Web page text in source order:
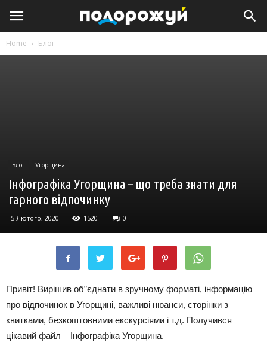
Home Блог
Блог Угорщина
Інфографіка Угорщина – що треба знати для
гарного відпочинку
5 Лютого, 2020 1520 0
Привіт! Вирішив об”єднати в зручному форматі, інформацію
про відпочинок в Угорщині, важливі нюанси, сторінки з
квитками, безкоштовними екскурсіями і т.д. Получився
цікавий файл – Інфографіка Угорщина.